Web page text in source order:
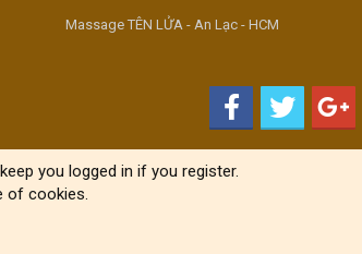
Massage TÊN LỬA - An Lạc - HCM
you logged in if you register.
of cookies.